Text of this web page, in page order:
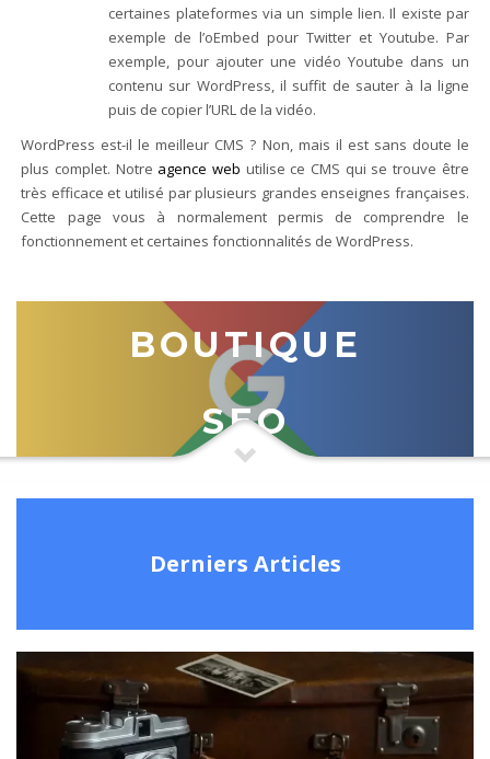
certaines plateformes via un simple lien.Il existe par
exemple de l’oEmbed pour Twitter et Youtube. Par
exemple, pour ajouter une vidéo Youtube dans un
contenu sur WordPress, il suffit de sauter à la ligne
puis de copier l’URL de la vidéo.
WordPress est-il le meilleur CMS ? Non, mais il est sans doute le
plus complet. Notre agence web utilise ce CMS qui se trouve être
très efficace et utilisé par plusieurs grandes enseignes françaises.
Cette page vous à normalement permis de comprendre le
fonctionnement et certaines fonctionnalités de WordPress.
BOUTIQUE
SEO
Derniers Articles